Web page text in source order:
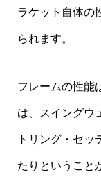
ラケット自体の
られます。
フレームの性能
は、スイングウ
トリング・セッ
たりということ